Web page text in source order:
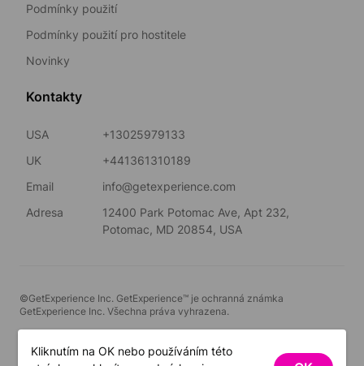
Podmínky použití
Podmínky použití pro hostitele
Novinky
Kontakty
USA
+13025979133
UK
+441361310189
Email
info@getexperience.com
Adresa
12400 Park Potomac Ave, Apt 232,
Potomac, MD 20854, USA
©GetExperience Inc. GetExperience™ je ochranná známka
GetExperience Inc. Všechna práva vyhrazena.
Čeština
Kliknutím na OK nebo používáním této